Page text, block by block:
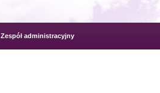
Zespół administracyjny